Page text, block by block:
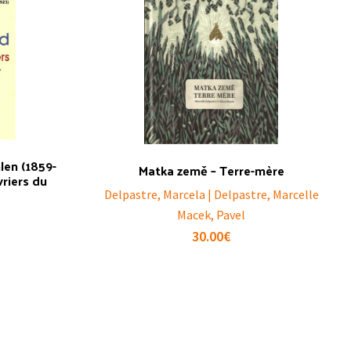
(1859-
du Matka země – Terre-mère
Delpastre, Marcela | Delpastre, Marcelle
Macek, Pavel
30.00€